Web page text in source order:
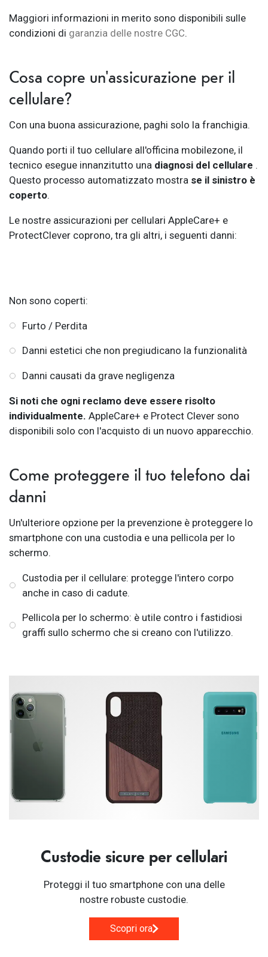
Maggiori informazioni in merito sono disponibili sulle
condizioni di garanzia delle nostre CGC.
Cosa copre un'assicurazione per il
cellulare?
Con una buona assicurazione, paghi solo la franchigia.
Quando porti il tuo cellulare all'officina mobilezone, il
tecnico esegue innanzitutto una diagnosi del cellulare .
Questo processo automatizzato mostra se il sinistro è
coperto.
Le nostre assicurazioni per cellulari AppleCare+ e
ProtectClever coprono, tra gli altri, i seguenti danni:
Non sono coperti:
Furto / Perdita
Danni estetici che non pregiudicano la funzionalità
Danni causati da grave negligenza
Si noti che ogni reclamo deve essere risolto
individualmente. AppleCare+ e Protect Clever sono
disponibili solo con l'acquisto di un nuovo apparecchio.
Come proteggere il tuo telefono dai
danni
Un'ulteriore opzione per la prevenzione è proteggere lo
smartphone con una custodia e una pellicola per lo
schermo.
Custodia per il cellulare: protegge l'intero corpo
anche in caso di cadute.
Pellicola per lo schermo: è utile contro i fastidiosi
graffi sullo schermo che si creano con l'utilizzo.
Custodie sicure per cellulari
Proteggi il tuo smartphone con una delle
nostre robuste custodie.
Scopri ora